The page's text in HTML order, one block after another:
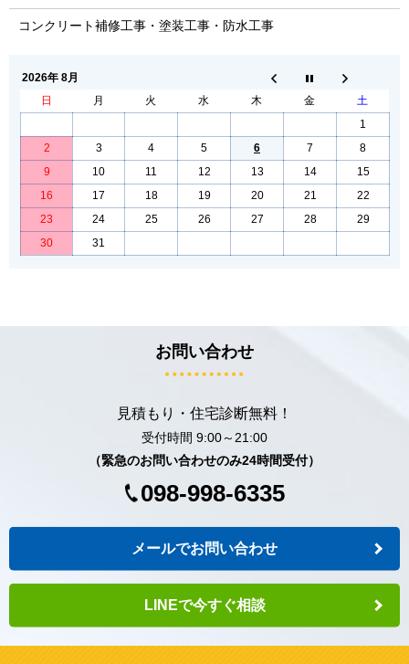
コンクリート補修工事・塗装工事・防水工事
2026年 8月
日
月 火 水 木 金
土
1
2
3 4 5 6 7
8
9
10 11 12 13 14
15
16
17 18 19 20 21
22
23
24 25 26 27 28
29
30
31
お問い合わせ
見積もり・住宅診断無料！
受付時間 9:00～21:00
（緊急のお問い合わせのみ24時間受付）
098-998-6335
メールでお問い合わせ
LINEで今すぐ相談